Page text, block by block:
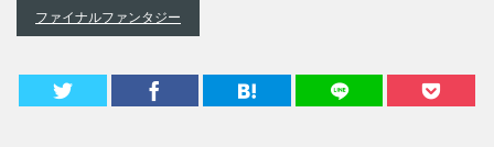
ファイナルファンタジー